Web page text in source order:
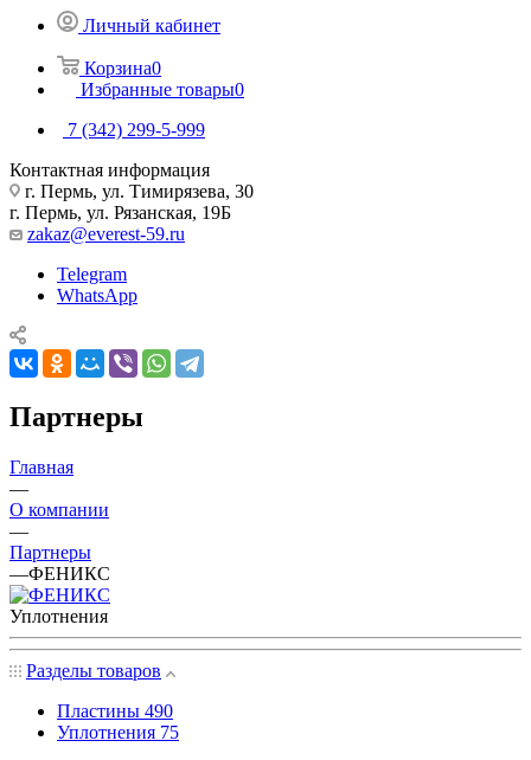
Личный кабинет
Корзина0
Избранные товары0
7 (342) 299-5-999
Контактная информация
г. Пермь, ул. Тимирязева, 30
г. Пермь, ул. Рязанская, 19Б
zakaz@everest-59.ru
Telegram
WhatsApp
Партнеры
Главная
—
О компании
—
Партнеры
—ФЕНИКС
Уплотнения
Разделы товаров
Пластины 490
Уплотнения 75